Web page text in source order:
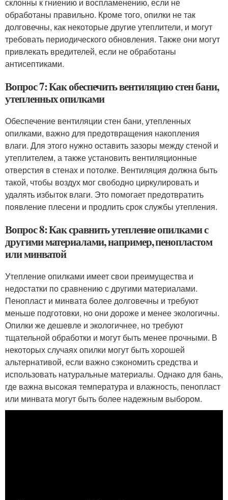
обработаны правильно. Кроме того, опилки не так
долговечны, как некоторые другие утеплители, и могут
требовать периодического обновления. Также они могут
привлекать вредителей, если не обработаны
антисептиками.
Вопрос 7: Как обеспечить вентиляцию стен бани,
утепленных опилками
Обеспечение вентиляции стен бани, утепленных
опилками, важно для предотвращения накопления
влаги. Для этого нужно оставить зазоры между стеной и
утеплителем, а также установить вентиляционные
отверстия в стенах и потолке. Вентиляция должна быть
такой, чтобы воздух мог свободно циркулировать и
удалять избыток влаги. Это помогает предотвратить
появление плесени и продлить срок службы утепления.
Вопрос 8: Как сравнить утепление опилками с
другими материалами, например, пенопластом
или минватой
Утепление опилками имеет свои преимущества и
недостатки по сравнению с другими материалами.
Пенопласт и минвата более долговечны и требуют
меньше подготовки, но они дороже и менее экологичны.
Опилки же дешевле и экологичнее, но требуют
тщательной обработки и могут быть менее прочными. В
некоторых случаях опилки могут быть хорошей
альтернативой, если важно сэкономить средства и
использовать натуральные материалы. Однако для бань,
где важна высокая температура и влажность, пенопласт
или минвата могут быть более надежным выбором.